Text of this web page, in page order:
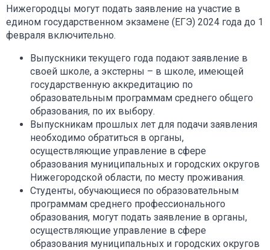
Нижегородцы могут подать заявление на участие в
едином государственном экзамене (ЕГЭ) 2024 года до 1
февраля включительно.
Выпускники текущего года подают заявление в
своей школе, а экстерны – в школе, имеющей
государственную аккредитацию по
образовательным программам среднего общего
образования, по их выбору.
Выпускникам прошлых лет для подачи заявления
необходимо обратиться в органы,
осуществляющие управление в сфере
образования муниципальных и городских округов
Нижегородской области, по месту проживания.
Студенты, обучающиеся по образовательным
программам среднего профессионального
образования, могут подать заявление в органы,
осуществляющие управление в сфере
образования муниципальных и городских округов